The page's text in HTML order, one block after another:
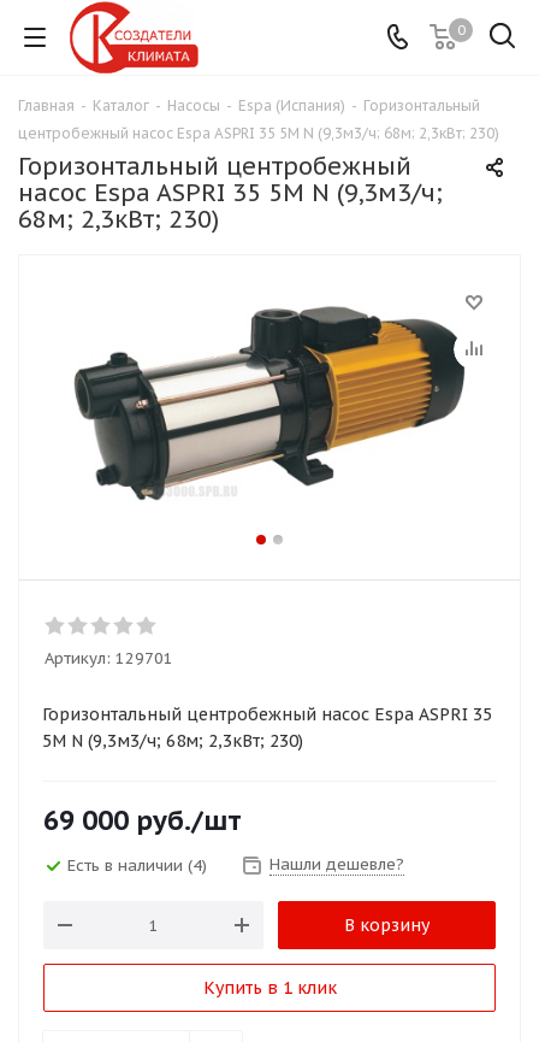
0
Главная - Каталог - Насосы - Espa (Испания) - Горизонтальный
центробежный насос Espa ASPRI 35 5M N (9,3м3/ч; 68м; 2,3кВт; 230)
Горизонтальный центробежный
насос Espa ASPRI 35 5M N (9,3м3/ч;
68м; 2,3кВт; 230)
Артикул: 129701
Горизонтальный центробежный насос Espa ASPRI 35
5M N (9,3м3/ч; 68м; 2,3кВт; 230)
69 000 руб./шт
Есть в наличии (4) Нашли дешевле?
В корзину
Купить в 1 клик